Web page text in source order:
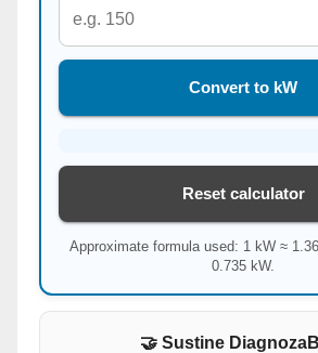
Convert to kW
Reset calculator
Approximate formula used: 1 kW ≈
0.735 kW.
🤝 Sustine